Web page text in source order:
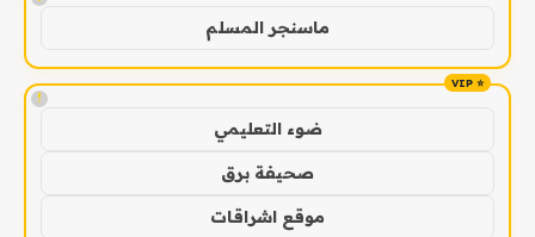
ماسنجر المسلم
!
ضوء التعليمي
صحيفة برق
موقع اشراقات